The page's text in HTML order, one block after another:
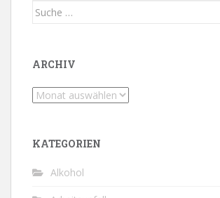
Suche
ARCHIV
Archiv
KATEGORIEN
Alkohol